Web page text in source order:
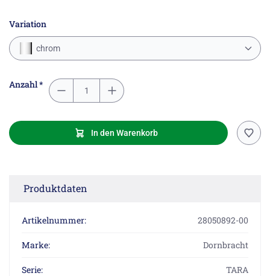
Variation
chrom
Anzahl *
In den Warenkorb
Produktdaten
Artikelnummer: 28050892-00
Marke: Dornbracht
Serie: TARA